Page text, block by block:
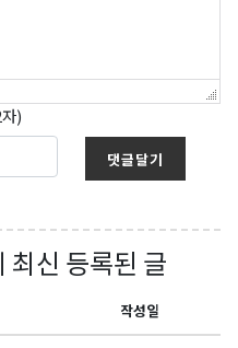
)
댓글달기
최신 등록된 글
작성일